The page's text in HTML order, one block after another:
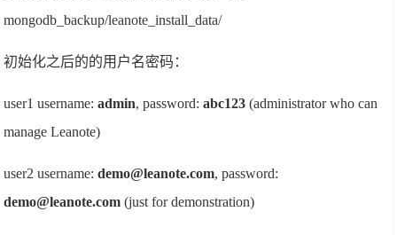
mongodb_backup/leanote_install_data/
初始化之后的的用户名密码：
user1 username:admin, password:abc123 (administrator who can
manage Leanote)
user2 username:demo@leanote.com, password:
demo@leanote.com (just for demonstration)